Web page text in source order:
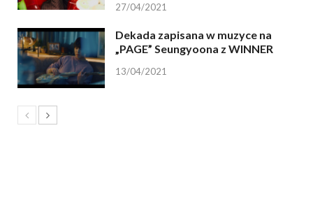
27/04/2021
Dekada zapisana w muzyce na
„PAGE” Seungyoona z WINNER
13/04/2021